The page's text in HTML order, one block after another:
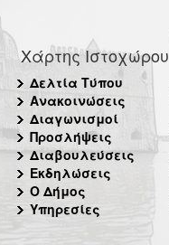
Χάρτης Ιστοχώρου
Δελτία Τύπου
Ανακοινώσεις
Διαγωνισμοί
Προσλήψεις
Διαβουλεύσεις
Εκδηλώσεις
Ο Δήμος
Υπηρεσίες